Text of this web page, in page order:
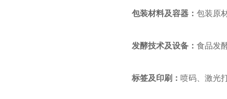
包装材料及容器： 包装原
发酵技术及设备： 食品发
标签及印刷： 喷码、激光